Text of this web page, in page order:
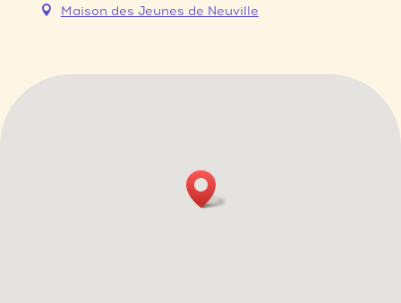
Maison des Jeunes de Neuville